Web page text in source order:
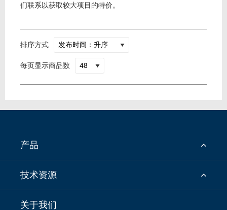
们联系以获取较大项目的特价。
排序方式
每页显示商品数
产品
技术资源
关于我们